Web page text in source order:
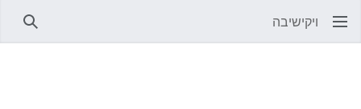
ויקישיבה